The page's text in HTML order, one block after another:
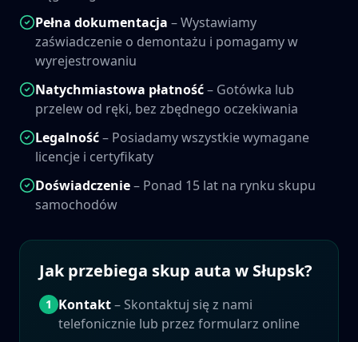
Pełna dokumentacja – Wystawiamy
zaświadczenie o demontażu i pomagamy w
wyrejestrowaniu
Natychmiastowa płatność– Gotówka lub
przelew od ręki, bez zbędnego oczekiwania
Legalność– Posiadamy wszystkie wymagane
licencje i certyfikaty
Doświadczenie– Ponad 15 lat na rynku skupu
samochodów
Jak przebiega skup auta w Słupsk?
1 Kontakt– Skontaktuj się z nami
telefonicznie lub przez formularz online